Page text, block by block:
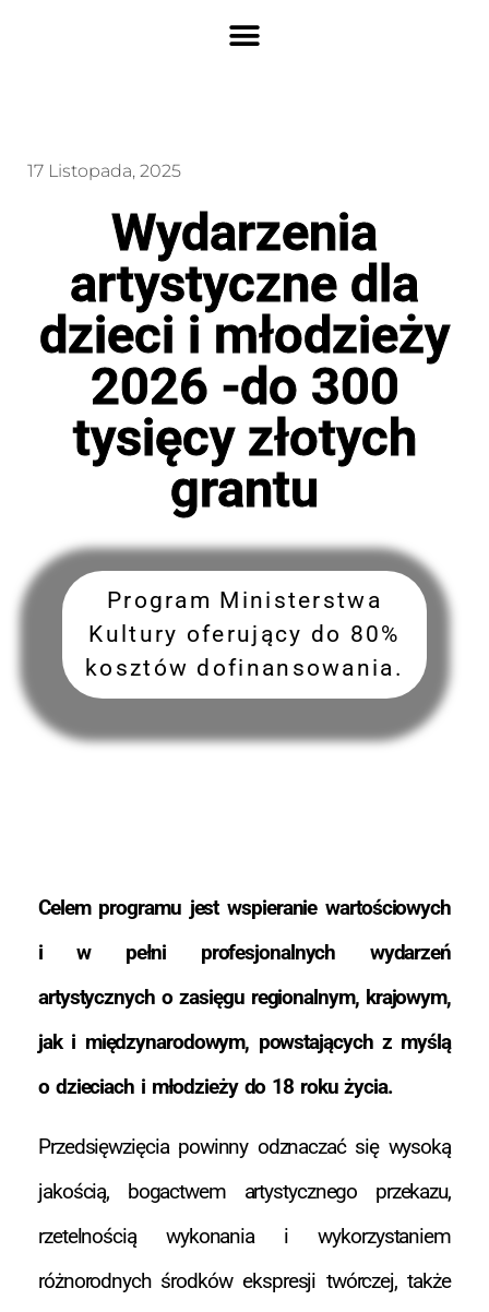
17 Listopada, 2025
Wydarzenia
artystyczne dla
dzieci i młodzieży
2026 -do 300
tysięcy złotych
grantu
Program Ministerstwa
Kultury oferujący do 80%
kosztów dofinansowania.
Celem programu jest wspieranie wartościowych
i w pełni profesjonalnych wydarzeń
artystycznych o zasięgu regionalnym, krajowym,
jak i międzynarodowym, powstających z myślą
o dzieciach i młodzieży do 18 roku życia.
Przedsięwzięcia powinny odznaczać się wysoką
jakością, bogactwem artystycznego przekazu,
rzetelnością wykonania i wykorzystaniem
różnorodnych środków ekspresji twórczej, także